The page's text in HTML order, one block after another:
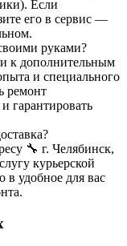
Если
его в сервис —
руками?
к дополнительным
и специального
ремонт
гарантировать
🔧 г. Челябинск,
курьерской
в удобное для вас